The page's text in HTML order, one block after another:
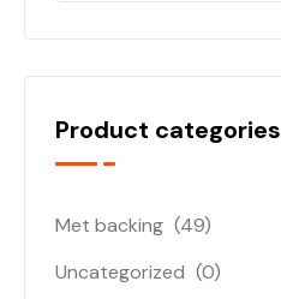
Product categories
Met backing (49)
Uncategorized (0)